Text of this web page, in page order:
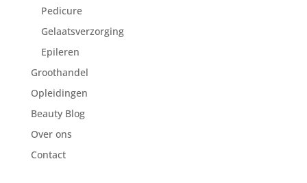
Pedicure
Gelaatsverzorging
Epileren
Groothandel
Opleidingen
Beauty Blog
Over ons
Contact